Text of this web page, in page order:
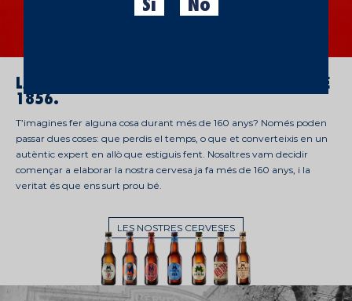
LA PRIMERA CERVESA DE BARCELONA. DES DE
1856.
T’imagines fer alguna cosa durant més de 160 anys? Només poden
passar dues coses: que perdis el temps, o que et converteixis en un
autèntic expert en allò que estiguis fent. Nosaltres vam decidir
començar a elaborar la nostra cervesa ja fa més de 160 anys, i la
veritat és que ens surt prou bé.
LES NOSTRES CERVESES
Sí No